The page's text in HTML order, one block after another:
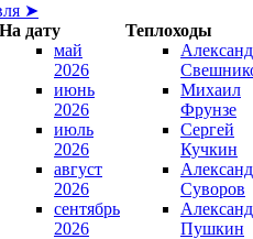
➤
На дату
Теплоходы
май
2026
июнь
2026
июль
2026
август
2026
сентябрь
2026
Михаил
Фрунзе
Сергей
Кучкин
Суворов
Пушкин